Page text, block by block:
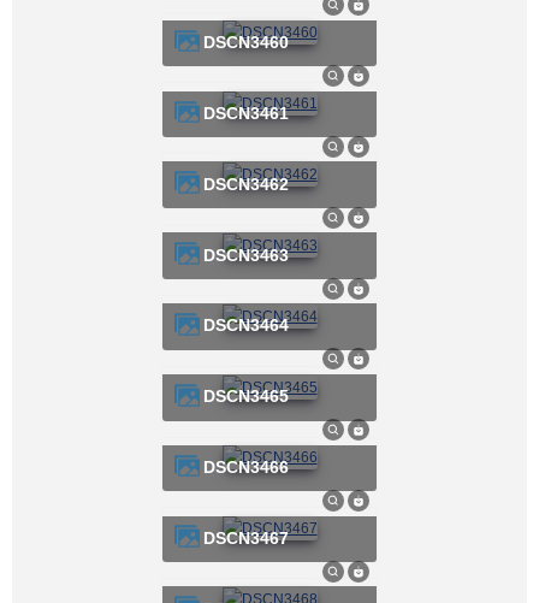
DSCN3460
DSCN3461
DSCN3462
DSCN3463
DSCN3464
DSCN3465
DSCN3466
DSCN3467